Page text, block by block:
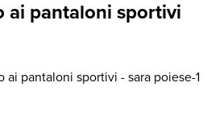
ai pantaloni sportivi